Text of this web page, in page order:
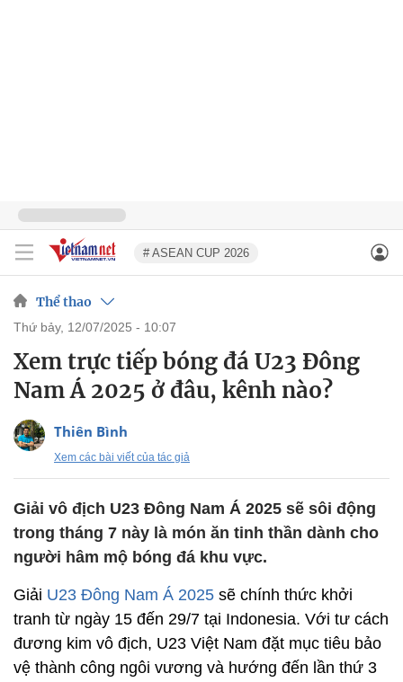
# ASEAN CUP 2026
Thể thao
thứ bảy, 12/07/2025 - 10:07
Xem trực tiếp bóng đá U23 Đông
Nam Á 2025 ở đâu, kênh nào?
Thiên Bình
Xem các bài viết của tác giả
Giải vô địch U23 Đông Nam Á 2025 sẽ sôi động
trong tháng 7 này là món ăn tinh thần dành cho
người hâm mộ bóng đá khu vực.
Giải U23 Đông Nam Á 2025 sẽ chính thức khởi
tranh từ ngày 15 đến 29/7 tại Indonesia. Với tư cách
đương kim vô địch, U23 Việt Nam đặt mục tiêu bảo
vệ thành công ngôi vương và hướng đến lần thứ 3